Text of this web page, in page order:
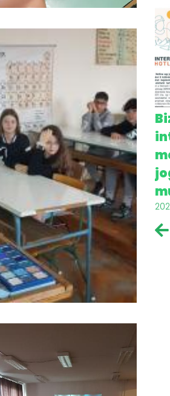
Étkezés
2025. május 12. 11:46